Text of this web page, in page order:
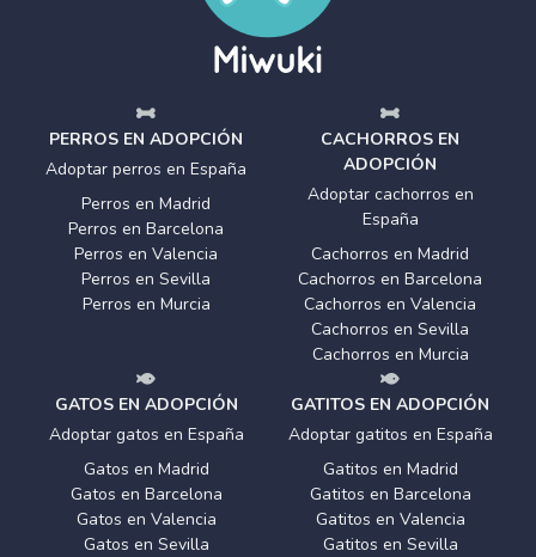
PERROS EN ADOPCIÓN
Adoptar perros en España
Perros en Madrid
Perros en Barcelona
Perros en Valencia
Perros en Sevilla
Perros en Murcia
CACHORROS EN
ADOPCIÓN
Adoptar cachorros en
España
Cachorros en Madrid
Cachorros en Barcelona
Cachorros en Valencia
Cachorros en Sevilla
Cachorros en Murcia
GATOS EN ADOPCIÓN
Adoptar gatos en España
Gatos en Madrid
Gatos en Barcelona
Gatos en Valencia
Gatos en Sevilla
GATITOS EN ADOPCIÓN
Adoptar gatitos en España
Gatitos en Madrid
Gatitos en Barcelona
Gatitos en Valencia
Gatitos en Sevilla